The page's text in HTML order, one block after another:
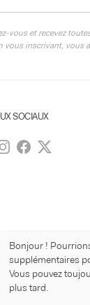
vous et recevez
vous inscrivant, vous
SOCIAUX
Bonjour !
supplémentaires
Vous pouvez
plus tard.